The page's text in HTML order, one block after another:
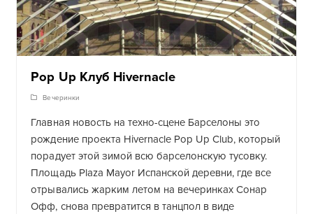
Pop Up Клуб Hivernacle
Вечеринки
Главная новость на техно-сцене Барселоны это
рождение проекта Hivernacle Pop Up Club, который
порадует этой зимой всю барселонскую тусовку.
Площадь Plaza Mаyor Испанской деревни, где все
отрывались жарким летом на вечеринках Сонар
Офф, снова превратится в танцпол в виде